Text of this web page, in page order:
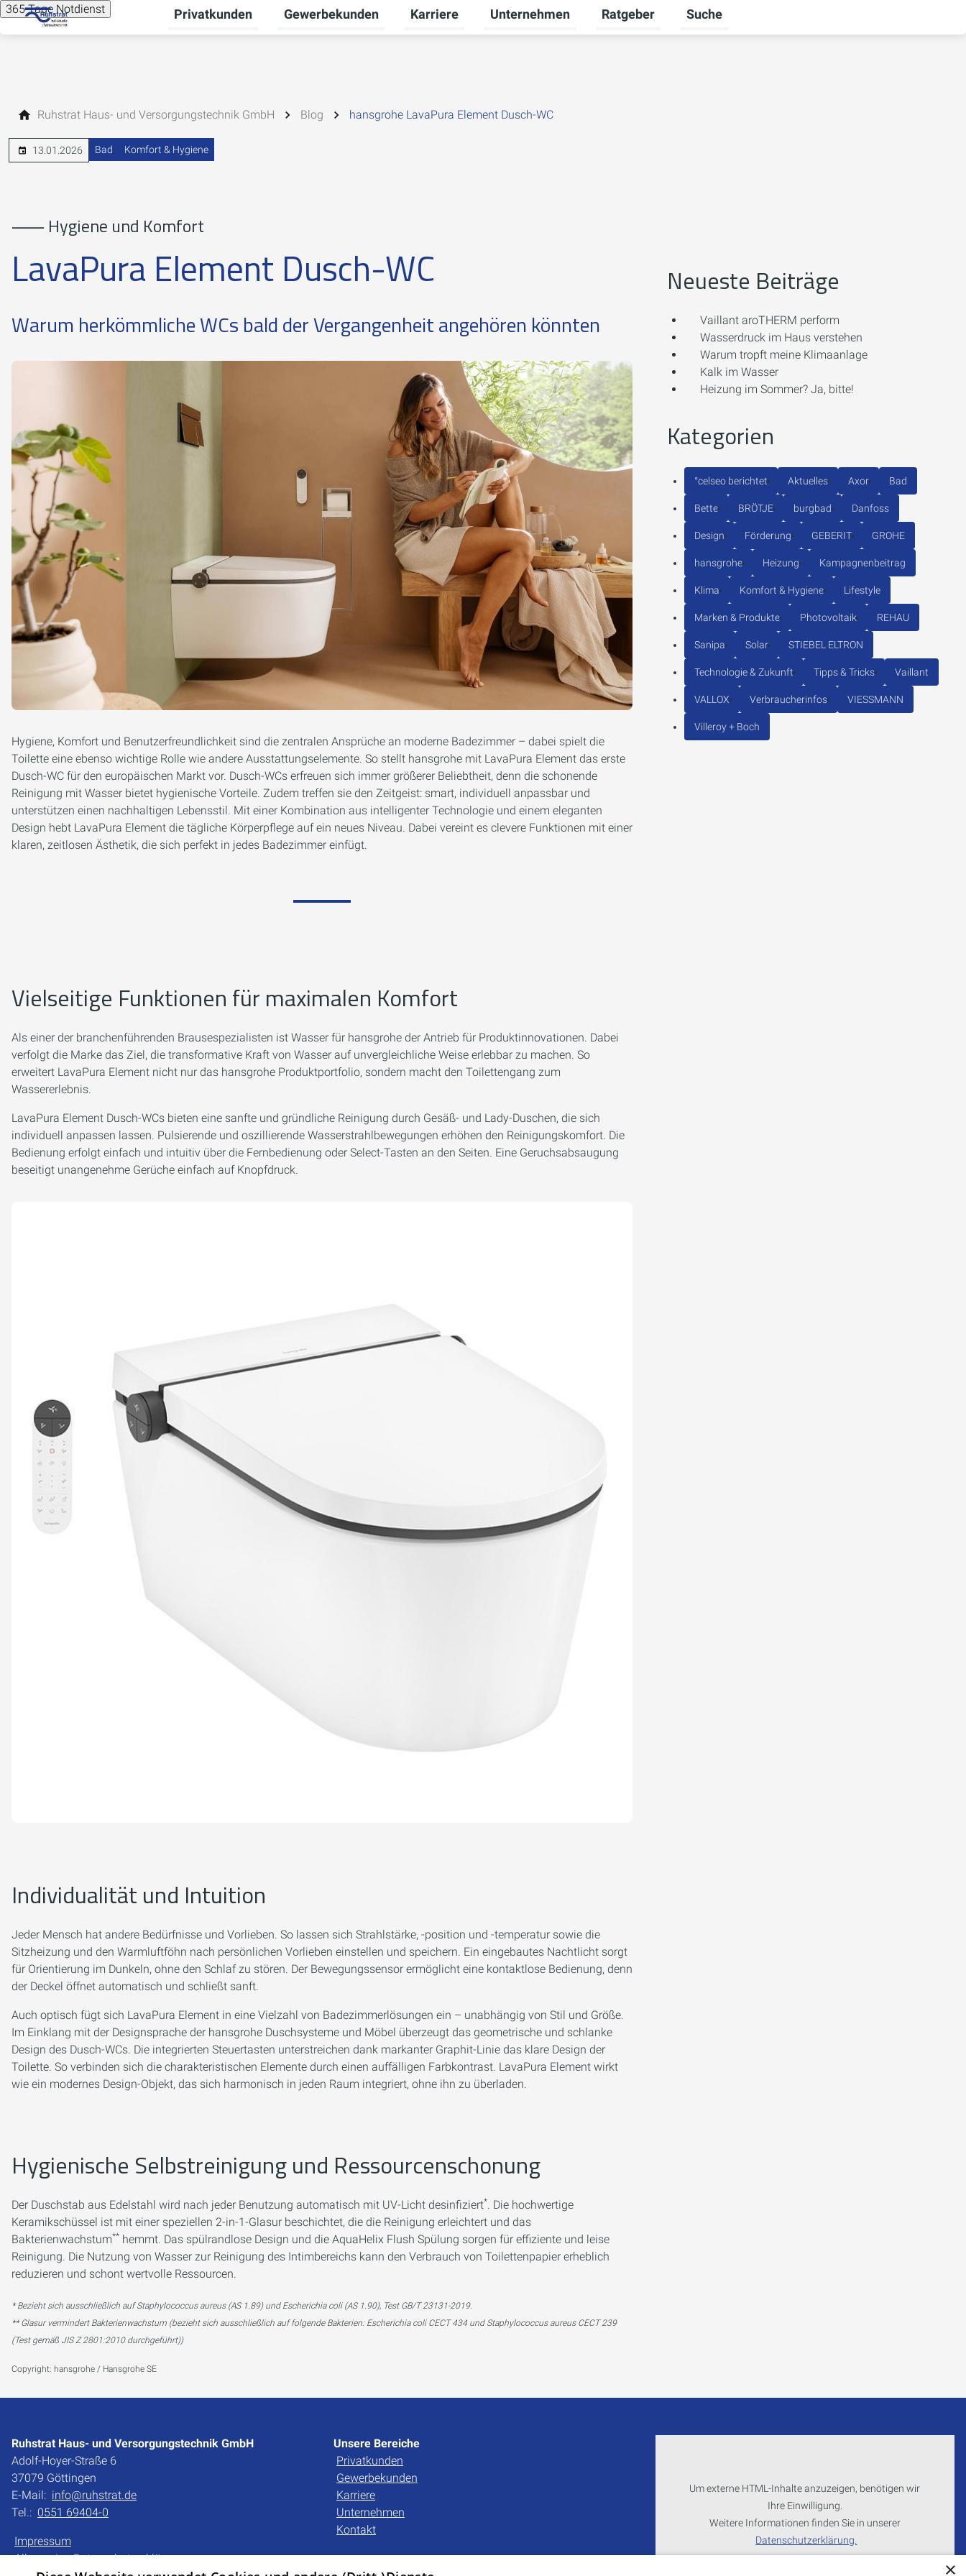
365 Tage Notdienst Privatkunden
Untermenü für Privatkunden umschalten
Gewerbekunden
Untermenü für Gewerbekunden umschalten
Karriere
Untermenü für Karriere umschalten
Unternehmen
Untermenü für Unternehmen umschalten
Ratgeber
Untermenü für Ratgeber umschalten
Suche
Ruhstrat Haus- und Versorgungstechnik GmbH Blog hansgrohe LavaPura Element Dusch-WC
13.01.2026 Bad Komfort & Hygiene
⸺ Hygiene und Komfort
LavaPura Element Dusch-WC
Warum herkömmliche WCs bald der Vergangenheit angehören könnten
Hygiene, Komfort und Benutzerfreundlichkeit sind die zentralen Ansprüche an moderne Badezimmer – dabei spielt die
Toilette eine ebenso wichtige Rolle wie andere Ausstattungselemente. So stellt hansgrohe mit LavaPura Element das erste
Dusch-WC für den europäischen Markt vor. Dusch-WCs erfreuen sich immer größerer Beliebtheit, denn die schonende
Reinigung mit Wasser bietet hygienische Vorteile. Zudem treffen sie den Zeitgeist: smart, individuell anpassbar und
unterstützen einen nachhaltigen Lebensstil. Mit einer Kombination aus intelligenter Technologie und einem eleganten
Design hebt LavaPura Element die tägliche Körperpflege auf ein neues Niveau. Dabei vereint es clevere Funktionen mit einer
klaren, zeitlosen Ästhetik, die sich perfekt in jedes Badezimmer einfügt.
Vielseitige Funktionen für maximalen Komfort
Als einer der branchenführenden Brausespezialisten ist Wasser für hansgrohe der Antrieb für Produktinnovationen. Dabei
verfolgt die Marke das Ziel, die transformative Kraft von Wasser auf unvergleichliche Weise erlebbar zu machen. So
erweitert LavaPura Element nicht nur das hansgrohe Produktportfolio, sondern macht den Toilettengang zum
Wassererlebnis.
LavaPura Element Dusch-WCs bieten eine sanfte und gründliche Reinigung durch Gesäß- und Lady-Duschen, die sich
individuell anpassen lassen. Pulsierende und oszillierende Wasserstrahlbewegungen erhöhen den Reinigungskomfort. Die
Bedienung erfolgt einfach und intuitiv über die Fernbedienung oder Select-Tasten an den Seiten. Eine Geruchsabsaugung
beseitigt unangenehme Gerüche einfach auf Knopfdruck.
Individualität und Intuition
Jeder Mensch hat andere Bedürfnisse und Vorlieben. So lassen sich Strahlstärke, -position und -temperatur sowie die
Sitzheizung und den Warmluftföhn nach persönlichen Vorlieben einstellen und speichern. Ein eingebautes Nachtlicht sorgt
für Orientierung im Dunkeln, ohne den Schlaf zu stören. Der Bewegungssensor ermöglicht eine kontaktlose Bedienung, denn
der Deckel öffnet automatisch und schließt sanft.
Auch optisch fügt sich LavaPura Element in eine Vielzahl von Badezimmerlösungen ein – unabhängig von Stil und Größe.
Im Einklang mit der Designsprache der hansgrohe Duschsysteme und Möbel überzeugt das geometrische und schlanke
Design des Dusch-WCs. Die integrierten Steuertasten unterstreichen dank markanter Graphit-Linie das klare Design der
Toilette. So verbinden sich die charakteristischen Elemente durch einen auffälligen Farbkontrast. LavaPura Element wirkt
wie ein modernes Design-Objekt, das sich harmonisch in jeden Raum integriert, ohne ihn zu überladen.
Hygienische Selbstreinigung und Ressourcenschonung
Der Duschstab aus Edelstahl wird nach jeder Benutzung automatisch mit UV-Licht desinfiziert*. Die hochwertige
Keramikschüssel ist mit einer speziellen 2-in-1-Glasur beschichtet, die die Reinigung erleichtert und das
Bakterienwachstum** hemmt. Das spülrandlose Design und die AquaHelix Flush Spülung sorgen für effiziente und leise
Reinigung. Die Nutzung von Wasser zur Reinigung des Intimbereichs kann den Verbrauch von Toilettenpapier erheblich
reduzieren und schont wertvolle Ressourcen.
* Bezieht sich ausschließlich auf Staphylococcus aureus (AS 1.89) und Escherichia coli (AS 1.90), Test GB/T 23131-2019.
** Glasur vermindert Bakterienwachstum (bezieht sich ausschließlich auf folgende Bakterien: Escherichia coli CECT 434 und Staphylococcus aureus CECT 239
(Test gemäß JIS Z 2801:2010 durchgeführt))
Copyright: hansgrohe / Hansgrohe SE
Neueste Beiträge
Vaillant aroTHERM perform
Wasserdruck im Haus verstehen
Warum tropft meine Klimaanlage
Kalk im Wasser
Heizung im Sommer? Ja, bitte!
Kategorien
°celseo berichtet Aktuelles Axor Bad
Bette BRÖTJE burgbad Danfoss
Design Förderung GEBERIT GROHE
hansgrohe Heizung Kampagnenbeitrag
Klima Komfort & Hygiene Lifestyle
Marken & Produkte Photovoltaik REHAU
Sanipa Solar STIEBEL ELTRON
Technologie & Zukunft Tipps & Tricks Vaillant
VALLOX Verbraucherinfos VIESSMANN
Villeroy + Boch
Ruhstrat Haus- und Versorgungstechnik GmbH
Adolf-Hoyer-Straße 6
37079 Göttingen
E-Mail: info@ruhstrat.de
Tel.: 0551 69404-0
Impressum
Allgemeine Datenschutzerklärung
Unsere Bereiche
Privatkunden
Gewerbekunden
Karriere
Unternehmen
Kontakt
Um externe HTML-Inhalte anzuzeigen, benötigen wir
Ihre Einwilligung.
Weitere Informationen finden Sie in unserer
Datenschutzerklärung.
×